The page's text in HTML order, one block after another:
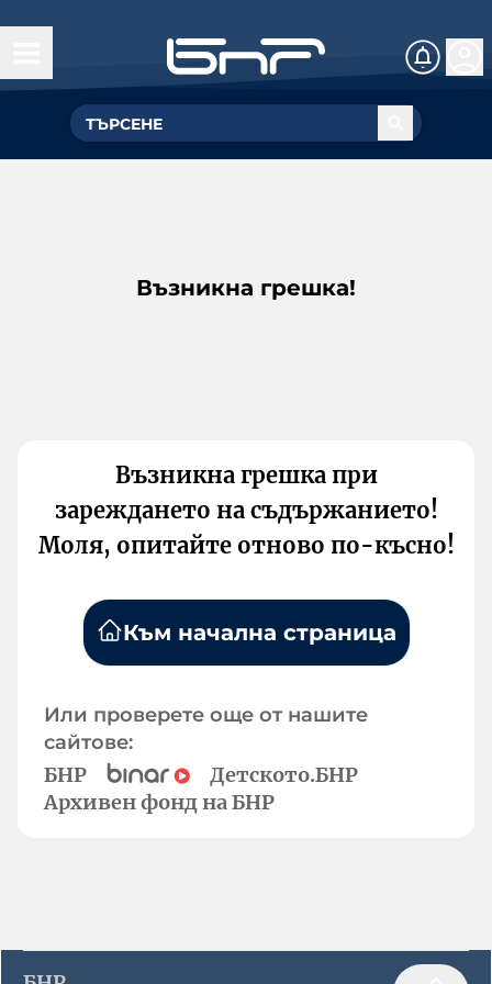
Възникна грешка!
Възникна грешка при
зареждането на съдържанието!
Моля, опитайте отново по-късно!
Към начална страница
Или проверете още от нашите
сайтове:
БНР
Детското.БНР
Архивен фонд на БНР